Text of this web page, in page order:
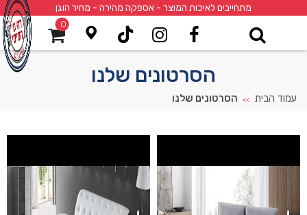
מתחייבים לאיכות המוצר - אספקה מהירה - מחיר הוגן
0
הסרטונים שלנו
עמוד הבית >> הסרטונים שלנו